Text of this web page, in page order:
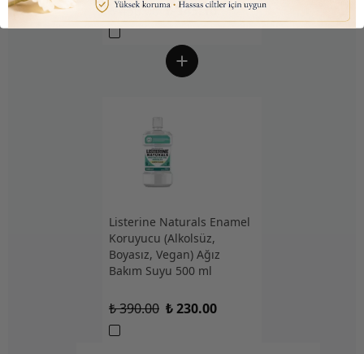
₺ 450.00 ₺ 145.10
Listerine Naturals Enamel
Koruyucu (Alkolsüz,
Boyasız, Vegan) Ağız
Bakım Suyu 500 ml
₺ 390.00 ₺ 230.00